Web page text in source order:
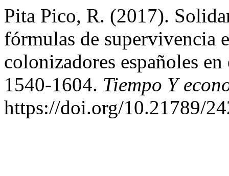
Pita Pico, R. (2017).
fórmulas de supervivencia
colonizadores españoles
1540-1604. Tiempo Y
https://doi.org/10.21789/